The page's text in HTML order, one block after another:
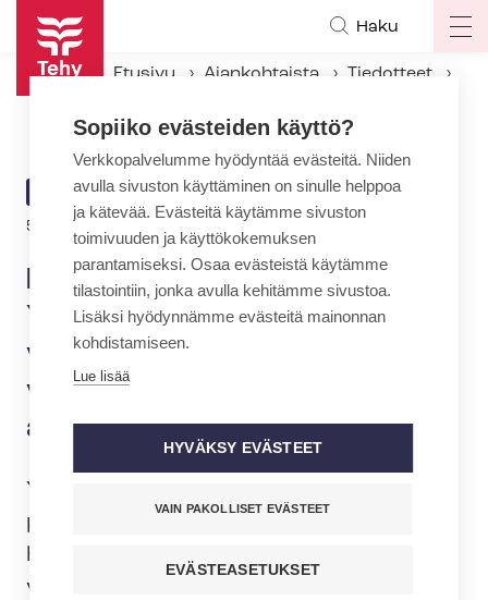
Hyppää
pääsisältöön
Haku
Etusivu Ajankohtaista
Tiedotteet
ARTIKKELIN
KATEGORIA
TIEDOTE
5.2.2018 | 9:14
ERTO, SuPer ja Tehy:
Yksityiselle sosiaali- ja ter­
veys­pal­ve­lua­lal­le ylityö- ja
vuo­ron­vaih­to­kiel­to 8.2.
alkaen
Yksityisen so­si­aa­li­pal­ve­lua­lan, ter­veys­
pal­ve­lua­lan ja Ylioppilaiden ter­vey­den­
hoi­to­sää­tiö YTHS:n työehtosopimusten
voimassaolo päättyi 31.1.
Sopiiko evästeiden käyttö?
Verkkopalvelumme hyödyntää evästeitä. Niiden
avulla sivuston käyttäminen on sinulle helppoa
ja kätevää. Evästeitä käytämme sivuston
toimivuuden ja käyttökokemuksen
parantamiseksi. Osaa evästeistä käytämme
tilastointiin, jonka avulla kehitämme sivustoa.
Lisäksi hyödynnämme evästeitä mainonnan
kohdistamiseen.
Lue lisää
HYVÄKSY EVÄSTEET
VAIN PAKOLLISET EVÄSTEET
EVÄSTEASETUKSET